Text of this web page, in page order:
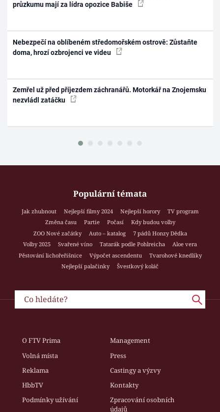
průzkumu mají za lídra opozice Babiše
Nebezpečí na oblíbeném středomořském ostrově: Zůstaňte
doma, hrozí ozbrojenci ve videu
Zemřel už před příjezdem záchranářů. Motorkář na Znojemsku
nezvládl zatáčku
Populární témata
Jak zhubnout Nejlepší filmy 2024 Nejlepší horory
TV program
Změna času
Partie Počasí
Kdy budou volby
ZOO Nové začátky
Auto – katalog
7 pádů Honzy Dědka
Volby 2025
Svařené víno Tatarák podle Pohlreicha
Aloe vera
Pěstování lichořeřišnice
Výpočet ascendentu
Tvarohové knedlíky
Nejlepší palačinky
Švestkový koláč
O FTV Prima
Management
Volná místa
Press
Reklama
Castingy a výzvy
HbbTV
Kontakty
Podmínky užívání
Zpracování osobních
údajů